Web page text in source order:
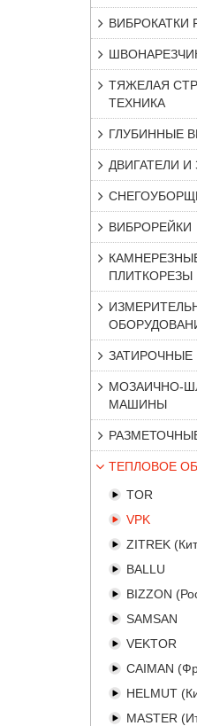
ВИБРОКАТКИ
ТЯЖЕЛАЯ
ТЕХНИКА
ГЛУБИННЫЕ
ДВИГАТЕЛИ И
ВИБРОРЕЙКИ
ПЛИТКОРЕЗЫ
МОЗАИЧНО-
МАШИНЫ
ТЕПЛОВОЕ
TOR
VPK
ZITREK
BALLU
BIZZON
SAMSAN
VEKTOR
CAIMAN
HELMUT
MASTER